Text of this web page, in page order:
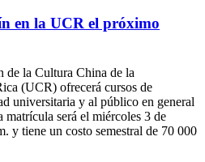
en la UCR el próximo
de la Cultura China de la
(UCR) ofrecerá cursos de
universitaria y al público en general
matrícula será el miércoles 3 de
y tiene un costo semestral de 70 000